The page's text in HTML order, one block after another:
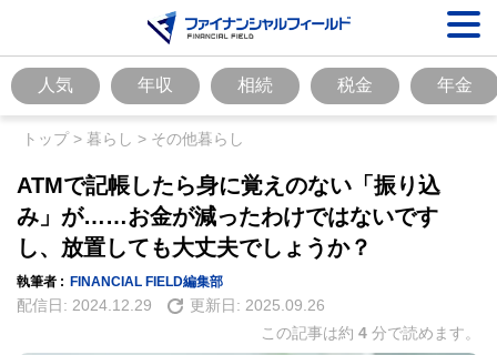
人気 年収 相続 税金 年金
トップ> 暮らし > その他暮らし
ATMで記帳したら身に覚えのない「振り込
み」が……お金が減ったわけではないです
し、放置しても大丈夫でしょうか？
執筆者 : FINANCIAL FIELD編集部
配信日: 2024.12.29 更新日: 2025.09.26
この記事は約 4 分で読めます。